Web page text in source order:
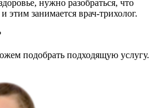
нужно разобраться, что
занимается врач-трихолог.
подобрать подходящую услугу.